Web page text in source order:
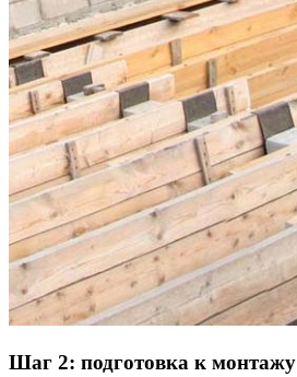
Шаг 2: подготовка к монтажу